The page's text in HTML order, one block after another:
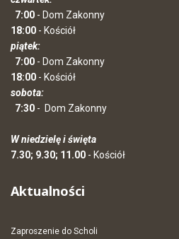
7:00 - Dom Zakonny
18:00 - Kościół
piątek:
7:00 - Dom Zakonny
18:00 - Kościół
sobota:
7:30 - Dom Zakonny
W niedzielę i święta
7.30; 9.30; 11.00 - Kościół
Aktualności
Zaproszenie do Scholi